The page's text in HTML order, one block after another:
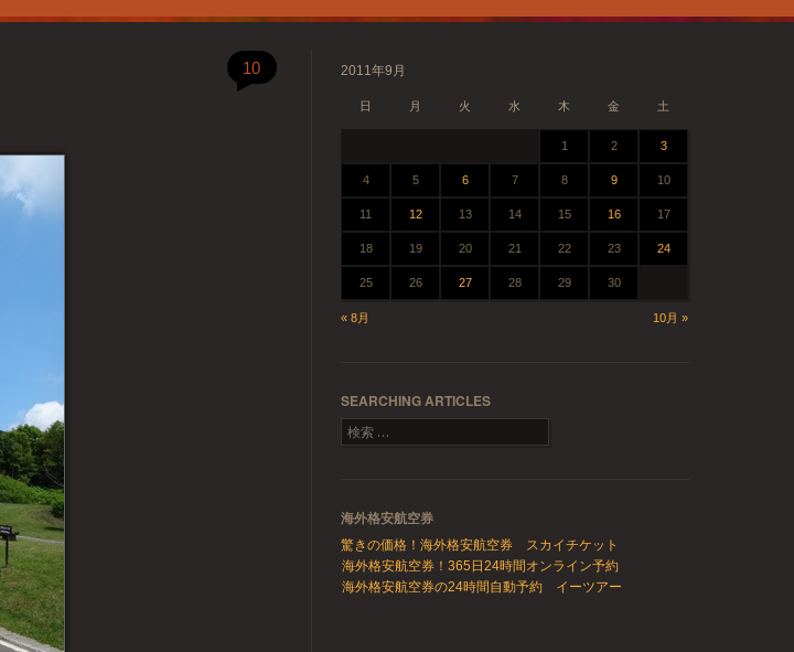
10 2011年9月
日 月 火 水 木 金 土
« 8月 10月 »
1 2 3
4 5 6 7 8 9 10
11 12 13 14 15 16 17
18 19 20 21 22 23 24
25 26 27 28 29 30
SEARCHING ARTICLES
検索
海外格安航空券
驚きの価格！海外格安航空券 スカイチケット
海外格安航空券！365日24時間オンライン予約
海外格安航空券の24時間自動予約 イーツアー